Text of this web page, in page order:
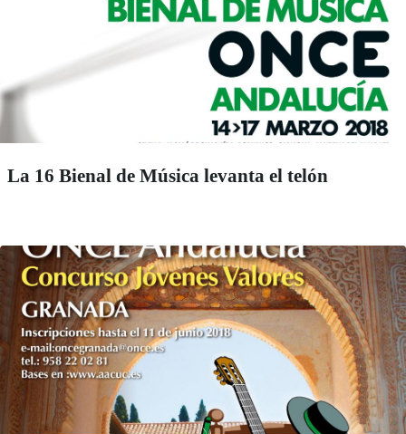
La 16 Bienal de Música levanta el telón